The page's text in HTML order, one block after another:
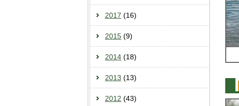
2017 (16)
2015 (9)
2014 (18)
2013 (13)
2012 (43)